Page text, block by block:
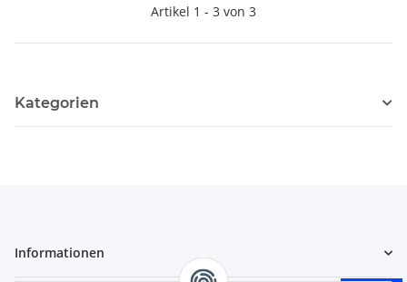
Artikel 1 - 3 von 3
Kategorien
Informationen